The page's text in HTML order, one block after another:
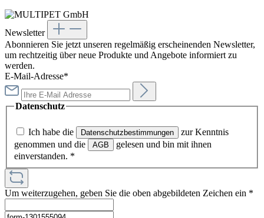
Newsletter
Abonnieren Sie jetzt unseren regelmäßig erscheinenden Newsletter,
um rechtzeitig über neue Produkte und Angebote informiert zu
werden.
E-Mail-Adresse*
Datenschutz
Ich habe die Datenschutzbestimmungen
zur Kenntnis
genommen und die
AGB
gelesen und bin mit ihnen
einverstanden. *
Um weiterzugehen, geben Sie die oben abgebildeten Zeichen ein *